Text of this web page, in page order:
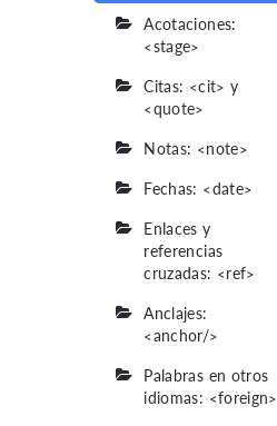
Acotaciones:
<stage>
Citas: <cit> y
<quote>
Notas: <note>
Fechas: <date>
Enlaces y
referencias
cruzadas: <ref>
Anclajes:
<anchor/>
Palabras en otros
idiomas: <foreign>